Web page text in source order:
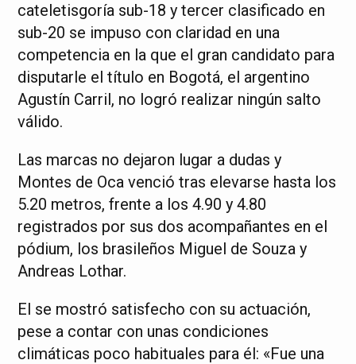
cateletisgoría sub-18 y tercer clasificado en
sub-20 se impuso con claridad en una
competencia en la que el gran candidato para
disputarle el título en Bogotá, el argentino
Agustín Carril, no logró realizar ningún salto
válido.
Las marcas no dejaron lugar a dudas y
Montes de Oca venció tras elevarse hasta los
5.20 metros, frente a los 4.90 y 4.80
registrados por sus dos acompañantes en el
pódium, los brasileños Miguel de Souza y
Andreas Lothar.
El se mostró satisfecho con su actuación,
pese a contar con unas condiciones
climáticas poco habituales para él: «Fue una